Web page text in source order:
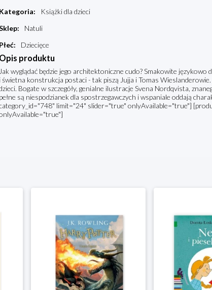
Kategoria:
Książki dla dzieci
:
Natuli
Płeć: Dziecięce
Opis produktu
Jak wyglądać będzie jego architektoniczne cudo? Smakowite
i świetna konstrukcja postaci - tak piszą Jujja i Tomas
Bogate w szczegóły, genialne ilustracje Svena Nordqvista,
pełne są niespodzianek dla spostrzegawczych i wspaniale oddają
limit="24" slider="true" onlyAvailable="true"]